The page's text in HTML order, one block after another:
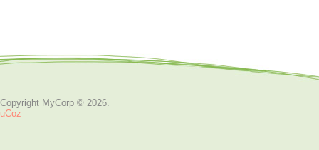
Copyright MyCorp © 2026.
uCoz